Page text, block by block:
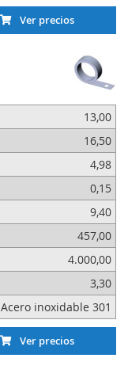
Ver precios
13,00
16,50
4,98
0,15
9,40
457,00
4.000,00
3,30
Acero inoxidable 301
Ver precios